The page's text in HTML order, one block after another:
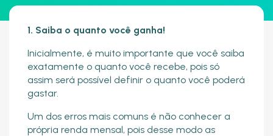
1. Saiba o quanto você ganha!
Inicialmente, é muito importante que você saiba
exatamente o quanto você recebe, pois só
assim será possível definir o quanto você poderá
gastar.
Um dos erros mais comuns é não conhecer a
própria renda mensal, pois desse modo as